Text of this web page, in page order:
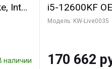
Intel
наличии
i5-12600KF
7, C10 4EC/
SSD)
Модель: KW-Live0035
170 662